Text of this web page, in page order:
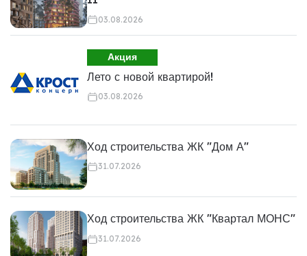
03.08.2026
Акция
Лето с новой квартирой!
03.08.2026
Ход строительства ЖК "Дом А"
31.07.2026
Ход строительства ЖК "Квартал МОНС"
31.07.2026